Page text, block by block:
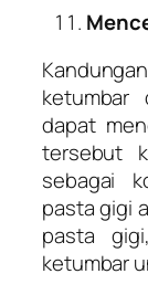
ketumbar
dapat
tersebut
sebagai
pasta gigi
pasta
ketumbar